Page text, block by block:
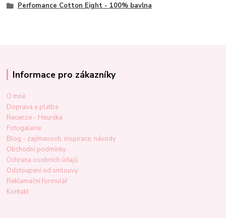
Perfomance Cotton Eight - 100% bavlna
Informace pro zákazníky
O mně
Doprava a platba
Recenze - Heuréka
Fotogalerie
Blog - zajímavosti, inspirace, návody
Obchodní podmínky
Ochrana osobních údajů
Odstoupení od smlouvy
Reklamační formulář
Kontakt